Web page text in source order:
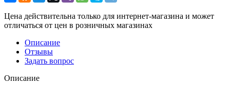
Цена действительна только для интернет-магазина и может
отличаться от цен в розничных магазинах
Описание
Отзывы
Задать вопрос
Описание